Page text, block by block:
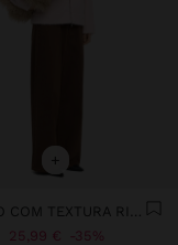
+
25,99 € 35%